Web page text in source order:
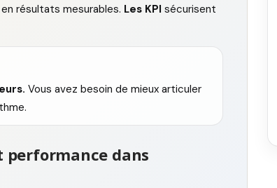
résultats mesurables. Les KPI sécurisent
Vous avez besoin de mieux articuler
dans